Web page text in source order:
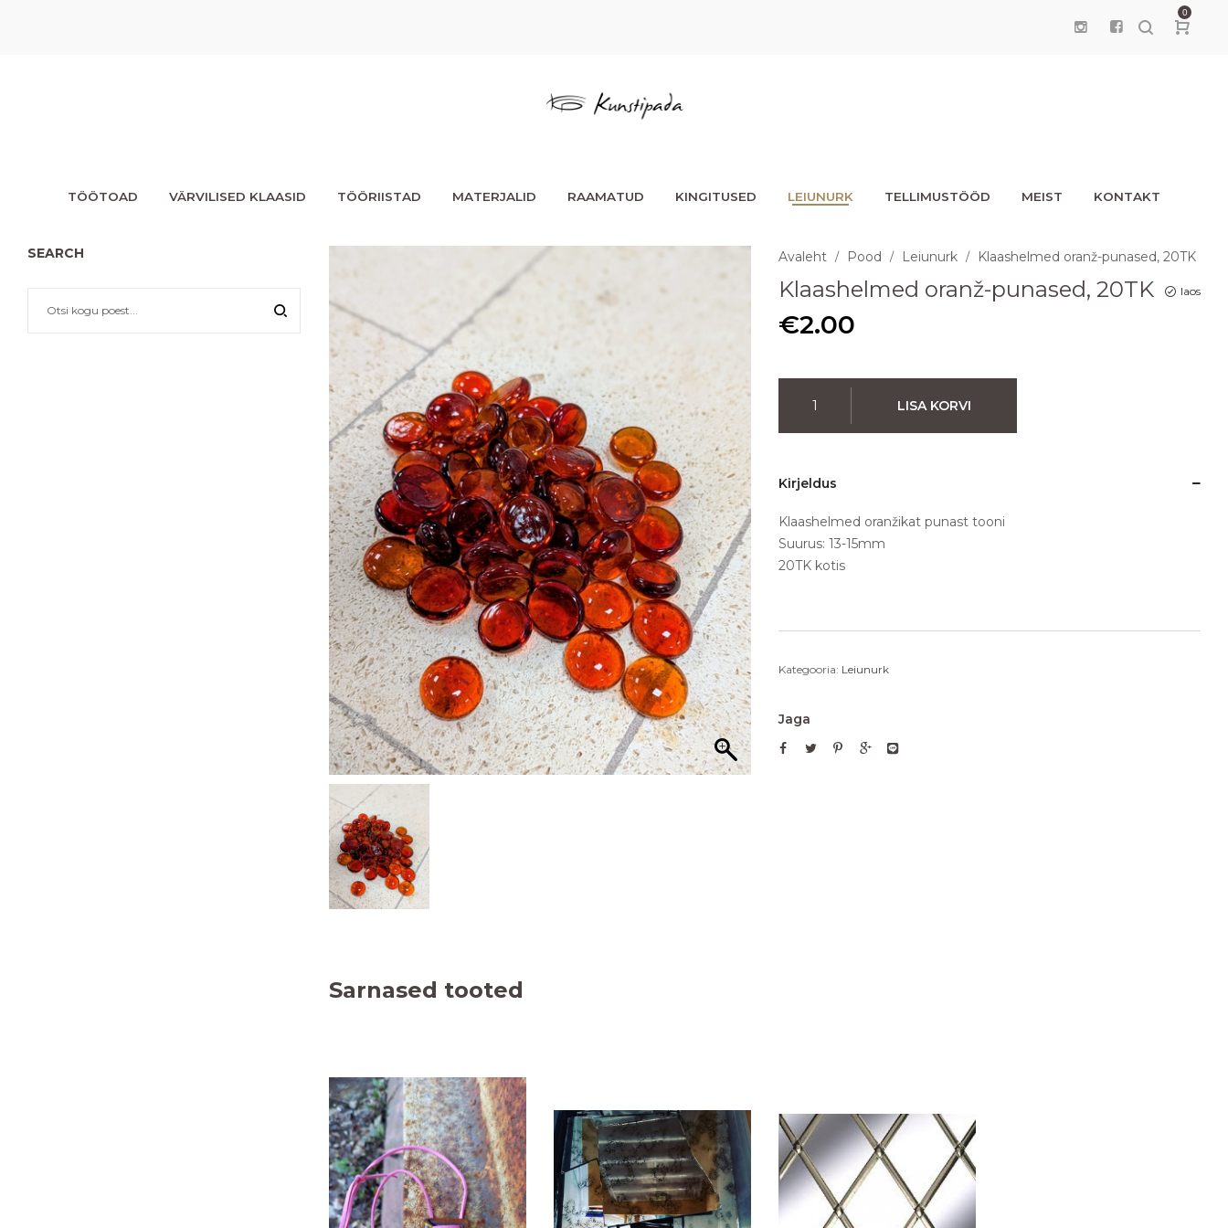
0
TÖÖTOAD VÄRVILISED KLAASID TÖÖRIISTAD MATERJALID RAAMATUD KINGITUSED LEIUNURK TELLIMUSTÖÖD MEIST KONTAKT
Avaleht / Pood / Leiunurk / Klaashelmed oranž-punased, 20TK
Klaashelmed oranž-punased, 20TK laos
€2.00
LISA KORVI
Kirjeldus
Klaashelmed oranžikat punast tooni
Suurus: 13-15mm
20TK kotis
Kategooria: Leiunurk
Jaga
Sarnased tooted
SEARCH